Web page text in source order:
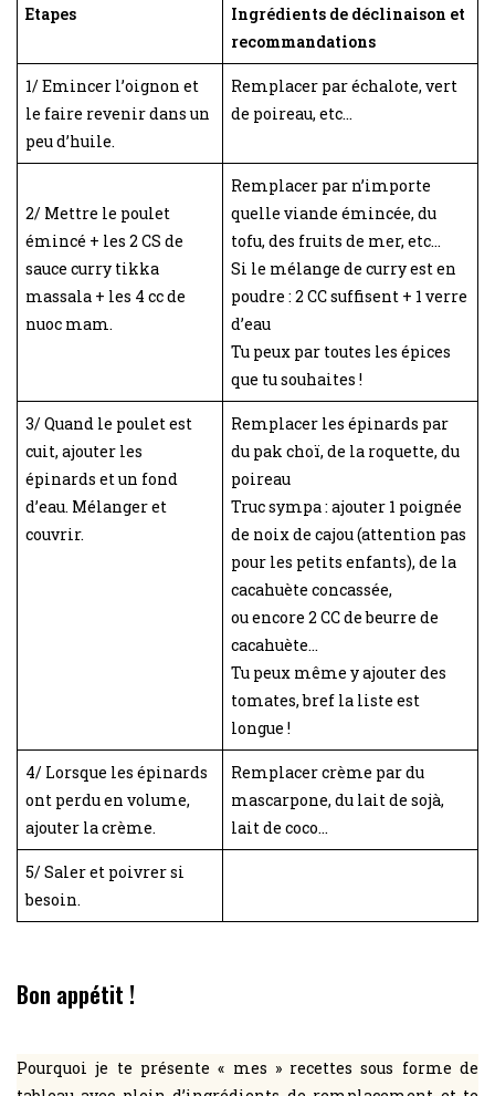
Etapes
Ingrédients de déclinaison et
recommandations
1/ Emincer l’oignon et
le faire revenir dans un
peu d’huile.
Remplacer par échalote, vert
de poireau, etc…
2/ Mettre le poulet
émincé + les 2 CS de
sauce curry tikka
massala + les 4 cc de
nuoc mam.
Remplacer par n’importe
quelle viande émincée, du
tofu, des fruits de mer, etc…
Si le mélange de curry est en
poudre : 2 CC suffisent + 1 verre
d’eau
Tu peux par toutes les épices
que tu souhaites !
3/ Quand le poulet est
cuit, ajouter les
épinards et un fond
d’eau. Mélanger et
couvrir.
Remplacer les épinards par
du pak choï, de la roquette, du
poireau
Truc sympa : ajouter 1 poignée
de noix de cajou (attention pas
pour les petits enfants), de la
cacahuète concassée,
ou encore 2 CC de beurre de
cacahuète…
Tu peux même y ajouter des
tomates, bref la liste est
longue !
4/ Lorsque les épinards
ont perdu en volume,
ajouter la crème.
Remplacer crème par du
mascarpone, du lait de sojà,
lait de coco…
5/ Saler et poivrer si
besoin.
Bon appétit !
Pourquoi je te présente « mes » recettes sous forme de